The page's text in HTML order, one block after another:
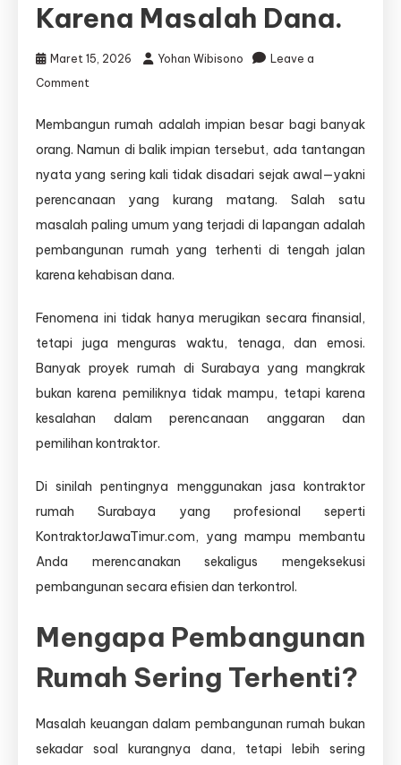
Karena Masalah Dana.
Maret 15, 2026 Yohan Wibisono
Leave a
Comment
perencanaan
matang,
pembangunan
rumah
berhenti
karena
masalah
dana.
Membangun rumah adalah impian besar bagi banyak
orang. Namun di balik impian tersebut, ada tantangan
nyata yang sering kali tidak disadari sejak awal—yakni
perencanaan yang kurang matang. Salah satu
masalah paling umum yang terjadi di lapangan adalah
pembangunan rumah yang terhenti di tengah jalan
karena kehabisan dana.
Fenomena ini tidak hanya merugikan secara finansial,
tetapi juga menguras waktu, tenaga, dan emosi.
Banyak proyek rumah di Surabaya yang mangkrak
bukan karena pemiliknya tidak mampu, tetapi karena
kesalahan dalam perencanaan anggaran dan
pemilihan kontraktor.
Di sinilah pentingnya menggunakan jasa kontraktor
rumah Surabaya yang profesional seperti
KontraktorJawaTimur.com, yang mampu membantu
Anda merencanakan sekaligus mengeksekusi
pembangunan secara efisien dan terkontrol.
Mengapa Pembangunan
Rumah Sering Terhenti?
Masalah keuangan dalam pembangunan rumah bukan
sekadar soal kurangnya dana, tetapi lebih sering